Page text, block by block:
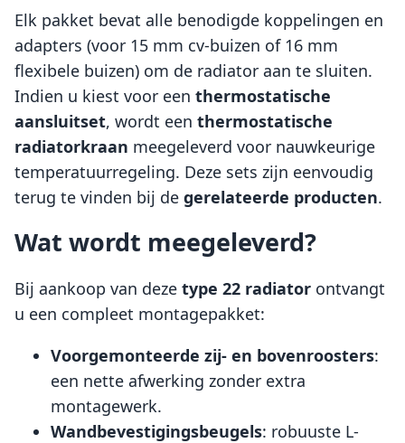
Elk pakket bevat alle benodigde koppelingen en
adapters (voor 15 mm cv-buizen of 16 mm
flexibele buizen) om de radiator aan te sluiten.
Indien u kiest voor een thermostatische
aansluitset, wordt een thermostatische
radiatorkraan meegeleverd voor nauwkeurige
temperatuurregeling. Deze sets zijn eenvoudig
terug te vinden bij de gerelateerde producten.
Wat wordt meegeleverd?
Bij aankoop van deze type 22 radiator ontvangt
u een compleet montagepakket:
Voorgemonteerde zij- en bovenroosters:
een nette afwerking zonder extra
montagewerk.
Wandbevestigingsbeugels: robuuste L-